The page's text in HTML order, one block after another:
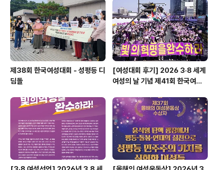
제38회 한국여성대회 - 성평등 디
딤돌
[여성대회 후기] 2026 3·8 세계
여성의 날 기념 제41회 한국여성